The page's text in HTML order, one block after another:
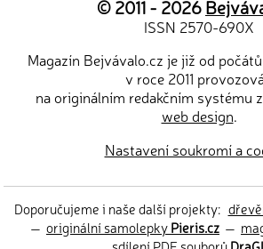
© 2011 - 2026
ISSN 2570-690X
Magazín Bejvávalo.cz je již od
v roce 2011
na originálním redakčním systému
web design.
Nastavení soukromí a
Doporučujeme i naše další projekty:
— originální samolepkyPieris.cz —